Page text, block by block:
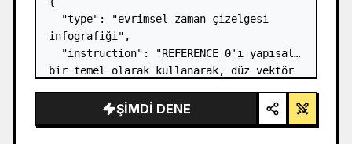
  "type": "evrimsel zaman çizelgesi
infografiği",
  "instruction": "REFERENCE_0'ı yapısal
bir temel olarak kullanarak, düz vektör
infografiğe dönüştürün. Pürüzsüz
rampaları belirgin taş basamaklarla
ŞIMDI DENE